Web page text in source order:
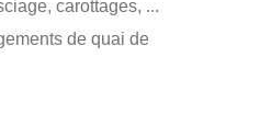
carottages, ...
de quai de